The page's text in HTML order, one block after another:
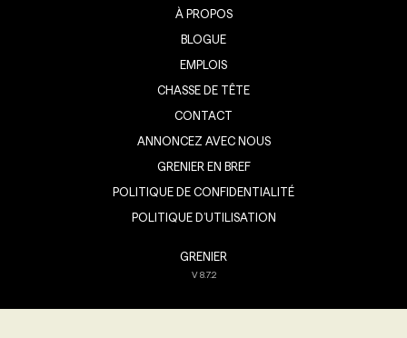
À PROPOS
BLOGUE
EMPLOIS
CHASSE DE TÊTE
CONTACT
ANNONCEZ AVEC NOUS
GRENIER EN BREF
POLITIQUE DE CONFIDENTIALITÉ
POLITIQUE D’UTILISATION
GRENIER
V8.7.2